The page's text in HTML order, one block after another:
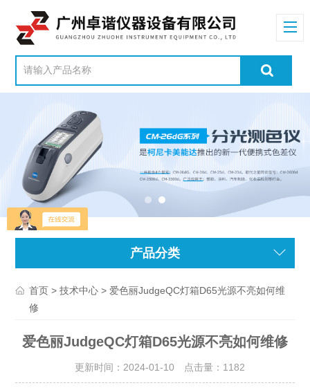
产品分类
首页 >技术中心 > 爱色丽JudgeQC灯箱D65光源不亮如何维
修
爱色丽JudgeQC灯箱D65光源不亮如何维修
更新时间：2024-01-10 点击量： 1182